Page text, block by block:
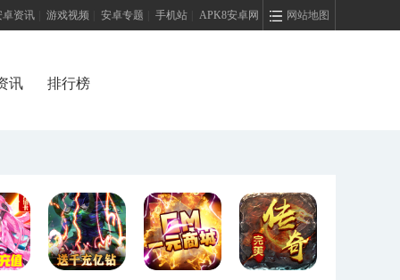
网站地图
卓资讯 游戏视频 安卓专题 手机站 APK8安卓网
讯 排行榜